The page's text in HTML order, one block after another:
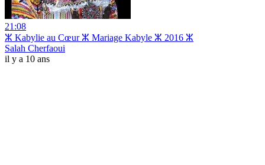
21:08
ⵣ Kabylie au Cœur ⵣ Mariage Kabyle ⵣ 2016 ⵣ
Salah Cherfaoui
il y a 10 ans